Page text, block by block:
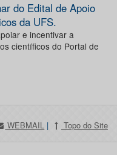
do Edital de Apoio
da UFS.
e incentivar a
científicos do Portal de
WEBMAIL | Topo do Site